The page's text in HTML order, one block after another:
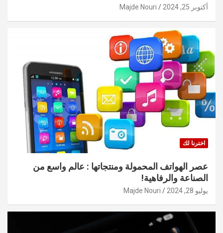
أكتوبر 25, 2024 Majde Nouri
اخترنا لك
عصر الهواتف المحمولة ومنتجاتها : عالم واسع من
الصناعة والرفاهية!
يوليو 28, 2024 Majde Nouri